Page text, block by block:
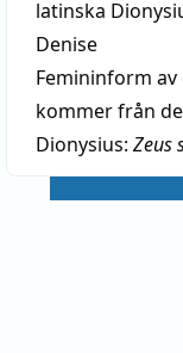
latinska
Denise
Femininform
kommer från
Dionysius: Zeus